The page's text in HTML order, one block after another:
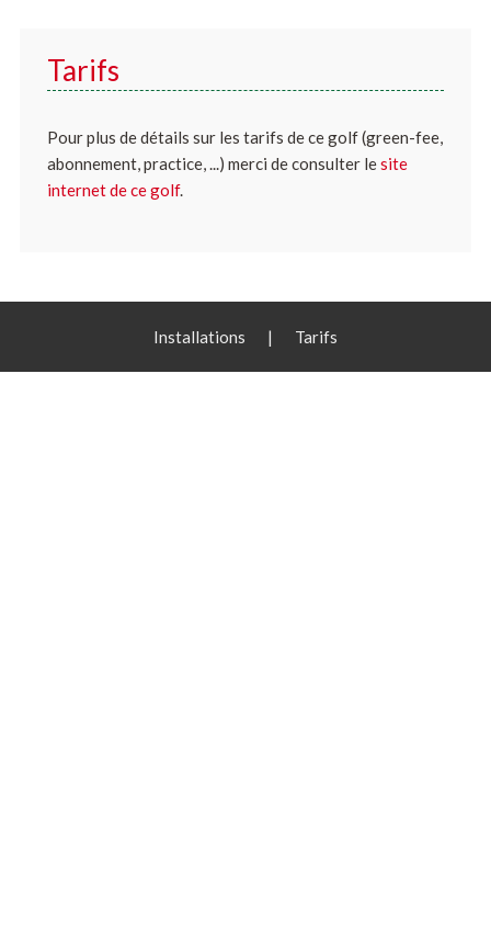
Tarifs
Pour plus de détails sur les tarifs de ce golf (green-fee,
abonnement, practice, ...) merci de consulter lesite
internet de ce golf.
Installations | Tarifs